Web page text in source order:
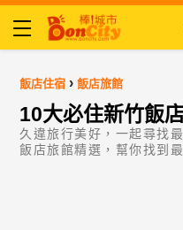
飯店住宿 ›飯店旅館
10大必住新竹飯
久違旅行美好，一起尋找
飯店旅館精選，幫你找到